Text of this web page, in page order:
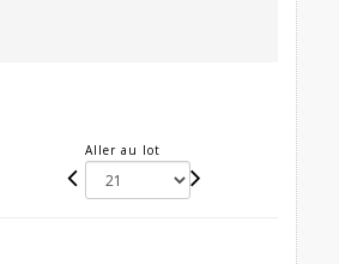
Aller au lot